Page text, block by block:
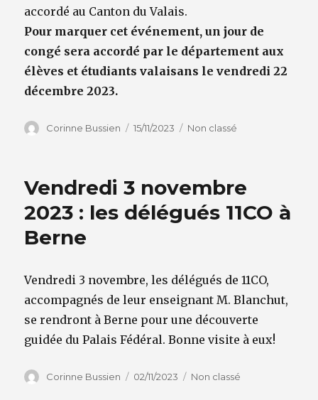
accordé au Canton du Valais.
Pour marquer cet événement, un jour de
congé sera accordé par le département aux
élèves et étudiants valaisans le vendredi 22
décembre 2023.
Auteur
Corinne Bussien
Publié
15/11/2023 Catégories
Non classé
Vendredi 3 novembre
2023 : les délégués 11CO à
Berne
Vendredi 3 novembre, les délégués de 11CO,
accompagnés de leur enseignant M. Blanchut,
se rendront à Berne pour une découverte
guidée du Palais Fédéral. Bonne visite à eux!
Auteur
Corinne Bussien
Publié
02/11/2023 Catégories
Non classé